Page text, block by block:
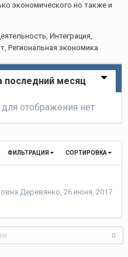
экономического но также и
Интеграция,
Региональная экономика
последний месяц
отображения нет
СОРТИРОВКА
ФИЛЬТРАЦИЯ
Деревянко, 26 июня, 2017
0